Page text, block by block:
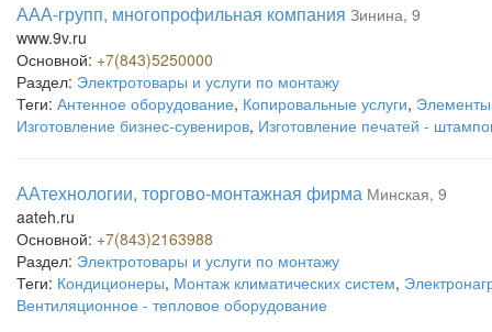
ААА-групп, многопрофильная компания Зинина, 9
www.9v.ru
Основной: +7(843)5250000
Раздел: Электротовары и услуги по монтажу
Теги: Антенное оборудование, Копировальные услуги,
Изготовление бизнес-сувениров, Изготовление печатей -
ААтехнологии, торгово-монтажная фирма Минская, 9
aateh.ru
Основной: +7(843)2163988
Раздел: Электротовары и услуги по монтажу
Теги: Кондиционеры, Монтаж климатических систем,
Вентиляционное - тепловое оборудование